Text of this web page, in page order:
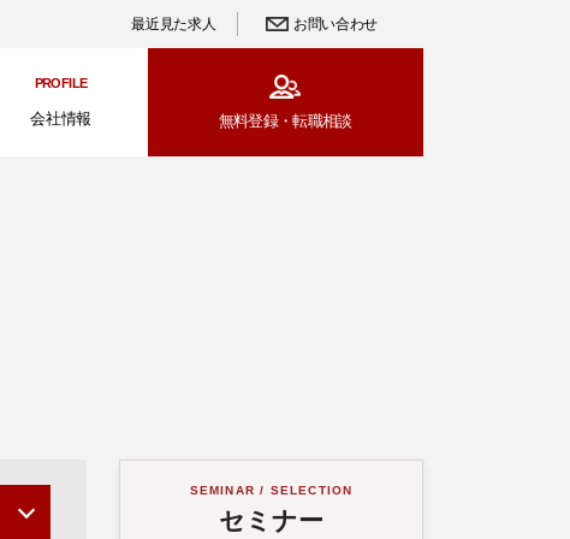
最近見た求人 お問い合わせ
PROFILE
会社情報 無料登録・転職相談
SEMINAR / SELECTION
セミナー